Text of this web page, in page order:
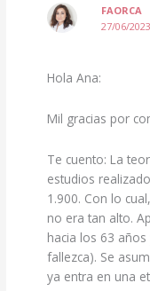
FAORCA
27/06/
Hola Ana:
Mil gracias por
Te cuento: La
estudios
1.900. Con lo
no era tan alto.
hacia los 63
fallezca). Se
ya entra en una